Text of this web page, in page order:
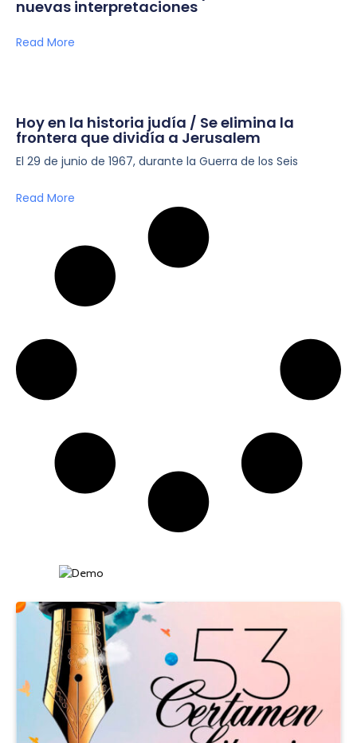
nuevas interpretaciones
Read More
Hoy en la historia judía / Se elimina la
frontera que dividía a Jerusalem
El 29 de junio de 1967, durante la Guerra de los Seis
Read More